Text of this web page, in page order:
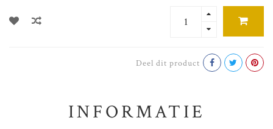
Deel dit product
INFORMATIE